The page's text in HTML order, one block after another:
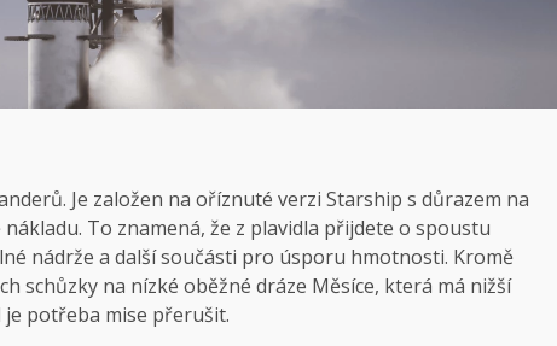
Je založen na oříznuté verzi Starship s důrazem na
To znamená, že z plavidla přijdete o spoustu
nádrže a další součásti pro úsporu hmotnosti. Kromě
schůzky na nízké oběžné dráze Měsíce, která má nižší
potřeba mise přerušit.